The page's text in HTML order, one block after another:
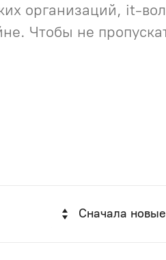
организаций, it-
Чтобы не
Сначала новые